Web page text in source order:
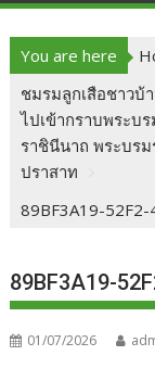
You are here
ชมรมลูกเสือชาวบ้
ไปเข้ากราบพระบ
ราชินีนาถ พระบร
ปราสาท
89BF3A19-52F2-
89BF3A19-
01/07/2026